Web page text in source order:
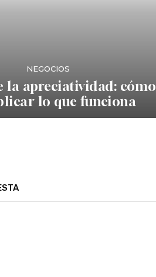
NEGOCIOS
la apreciatividad: cómo
lo que funciona